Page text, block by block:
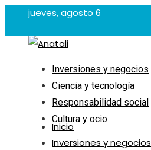
jueves, agosto 6
Inversiones y negocios
Ciencia y tecnología
Responsabilidad social
Cultura y ocio
Inicio
Inversiones y negocios